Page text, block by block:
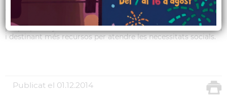
de l’IBI i la incorporació de les noves bonificacions que faran
que tot plegat els impostos i les taxes quedin congelades
pel proper any. Tot això sense la necessitat de retallar serveis,
i destinant més recursos per atendre les necessitats socials.
Publicat el 01.12.2014